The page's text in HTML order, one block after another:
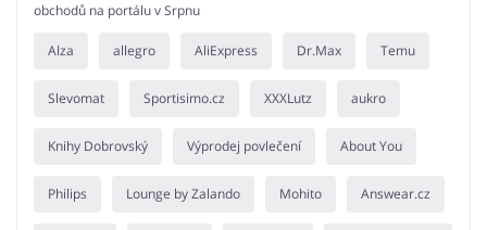
obchodů na portálu v Srpnu
Alza allegro AliExpress Dr.Max Temu
Slevomat Sportisimo.cz XXXLutz aukro
Knihy Dobrovský Výprodej povlečení About You
Philips Lounge by Zalando Mohito Answear.cz